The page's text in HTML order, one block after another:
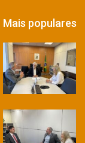
Mais populares